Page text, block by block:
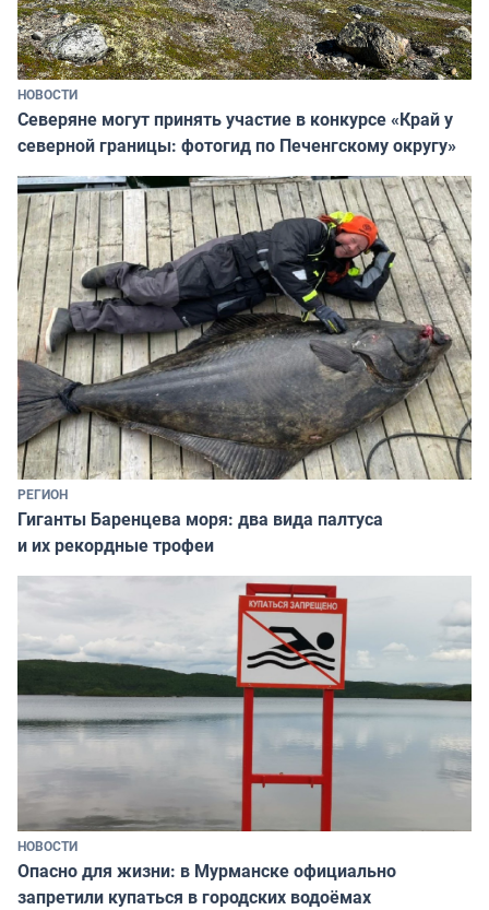
НОВОСТИ
Северяне могут принять участие в конкурсе «Край у
северной границы: фотогид по Печенгскому округу»
РЕГИОН
Гиганты Баренцева моря: два вида палтуса
и их рекордные трофеи
НОВОСТИ
Опасно для жизни: в Мурманске официально
запретили купаться в городских водоёмах